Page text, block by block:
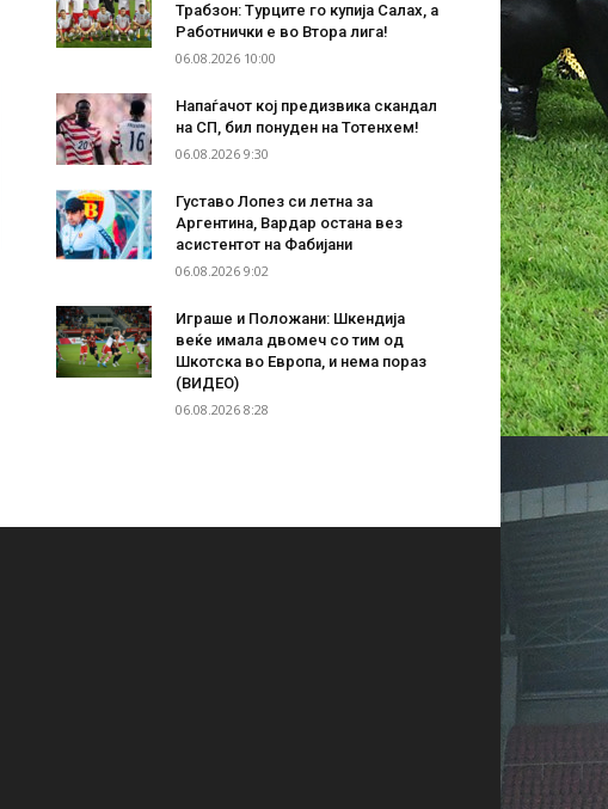
Трабзон: Турците го купија Салах, а
Работнички е во Втора лига!
06.08.2026 10:00
Напаѓачот кој предизвика скандал
на СП, бил понуден на Тотенхем!
06.08.2026 9:30
Густаво Лопез си летна за
Аргентина, Вардар остана вез
асистентот на Фабијани
06.08.2026 9:02
Играше и Положани: Шкендија
веќе имала двомеч со тим од
Шкотска во Европа, и нема пораз
(ВИДЕО)
06.08.2026 8:28